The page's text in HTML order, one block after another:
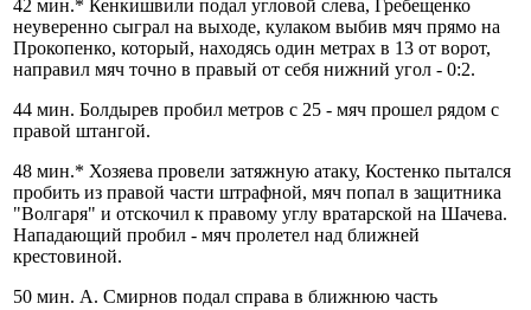
42 мин.* Кенкишвили подал угловой слева, Гребещенко
неуверенно сыграл на выходе, кулаком выбив мяч прямо на
Прокопенко, который, находясь один метрах в 13 от ворот,
направил мяч точно в правый от себя нижний угол - 0:2.
44 мин. Болдырев пробил метров с 25 - мяч прошел рядом с
правой штангой.
48 мин.* Хозяева провели затяжную атаку, Костенко пытался
пробить из правой части штрафной, мяч попал в защитника
"Волгаря" и отскочил к правому углу вратарской на Шачева.
Нападающий пробил - мяч пролетел над ближней
крестовиной.
50 мин. А. Смирнов подал справа в ближнюю часть